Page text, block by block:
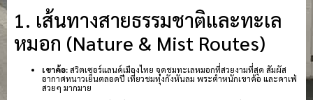
1. เส้นทางสายธรรมชาติและทะเล
หมอก (Nature & Mist Routes)
เขาค้อ:สวิตเซอร์แลนด์เมืองไทย จุดชมทะเลหมอกที่สวยงามที่สุด สัมผัส
อากาศหนาวเย็นตลอดปี เที่ยวชมทุ่งกังหันลม พระตำหนักเขาค้อ และคาเฟ่
สวยๆ มากมาย